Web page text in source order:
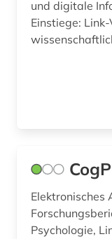
und digitale
Einstiege: Link-Verzeichnis (Linksammlung
Elektronisches
Psychologie,